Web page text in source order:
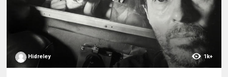
Hidreley 1k+